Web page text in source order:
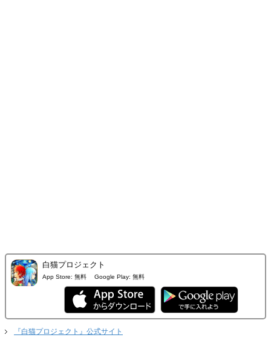
白猫プロジェクト
App Store: 無料 Google Play: 無料
『白猫プロジェクト』公式サイト